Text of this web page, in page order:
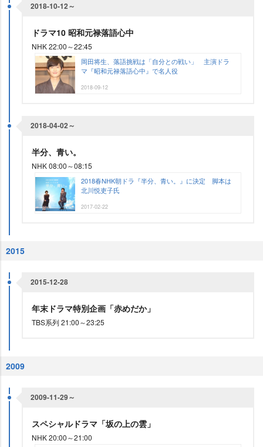
2018-10-12～
ドラマ10 昭和元禄落語心中
NHK 22:00～22:45
岡田将生、落語挑戦は「自分との戦い」 主演ドラ
マ『昭和元禄落語心中』で名人役
2018-09-12
2018-04-02～
半分、青い。
NHK 08:00～08:15
2018春NHK朝ドラ『半分、青い。』に決定 脚本は
北川悦吏子氏
2017-02-22
2015
2015-12-28
年末ドラマ特別企画「赤めだか」
TBS系列 21:00～23:25
2009
2009-11-29～
スペシャルドラマ「坂の上の雲」
NHK 20:00～21:00